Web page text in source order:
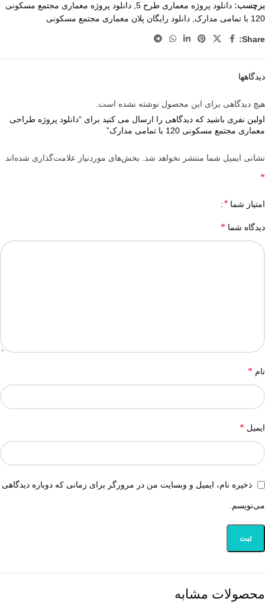
برچسب: دانلود پروژه معماری طرح 5
دانلود پروژه معماری مجتمع مسکونی
120 با تمامی مدارک
دانلود رایگان پلان معماری مجتمع مسکونی
Share:
دیدگاهها
هیچ دیدگاهی برای این محصول نوشته نشده است.
اولین نفری باشید که دیدگاهی را ارسال می کنید برای “دانلود پروژه طراحی
معماری مجتمع مسکونی 120 با تمامی مدارک”
نشانی ایمیل شما منتشر نخواهد شد. بخش‌های موردنیاز علامت‌گذاری شده‌اند
*
امتیاز شما *
دیدگاه شما *
نام *
ایمیل *
ذخیره نام، ایمیل و وبسایت من در مرورگر برای زمانی که دوباره دیدگاهی
می‌نویسم.
محصولات مشابه